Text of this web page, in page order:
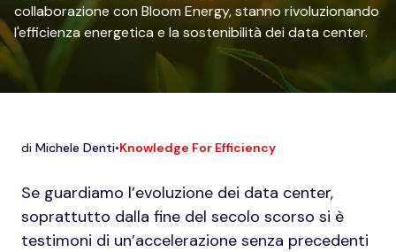
collaborazione con Bloom Energy, stanno rivoluzionando
l'efficienza energetica e la sostenibilità dei data center.
di Michele Denti•Knowledge For Efficiency
Se guardiamo l’evoluzione dei data center,
soprattutto dalla fine del secolo scorso si è
testimoni di un’accelerazione senza precedenti